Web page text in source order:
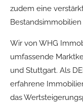
zudem eine
Wir von WHG
umfassende
und Stuttgart. Als
erfahrene
das